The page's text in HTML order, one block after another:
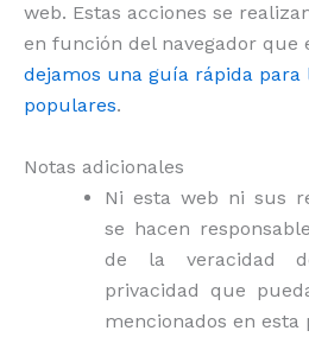
web. Estas acciones se
en función del navegador que
dejamos una guía rápida para
populares.
Notas adicionales
Ni esta web ni sus
se hacen
de la veracidad
privacidad que
mencionados en esta